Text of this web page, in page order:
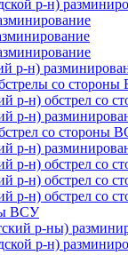
р-н)
р-н)
со
р-н) обстрел со
р-н)
со стороны
р-н)
р-н) обстрел со
р-н) обстрел со
р-н) обстрел со
ВСУ
р-ны)
р-н)